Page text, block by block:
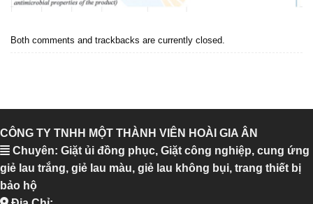
Both comments and trackbacks are currently closed.
CÔNG TY TNHH MỘT THÀNH VIÊN HOÀI GIA ÂN
Chuyên: Giặt ủi đồng phục, Giặt công nghiệp, cung ứng
giẻ lau trắng, giẻ lau màu, giẻ lau không bụi, trang thiết bị
bảo hộ